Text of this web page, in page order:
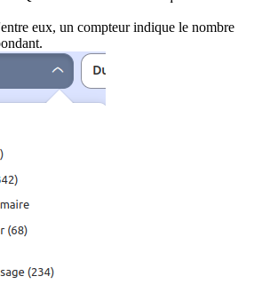
eux, un compteur indique le nombre